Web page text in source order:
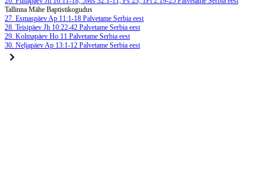
Tallinna Mähe Baptistikogudus
27. EsmaspäevAp 11:1-18 Palvetame Serbia eest
28. Teisipäev Jh 10:22-42 Palvetame Serbia eest
29. Kolmapäev Ho 11 Palvetame Serbia eest
30. NeljapäevAp 13:1-12 Palvetame Serbia eest